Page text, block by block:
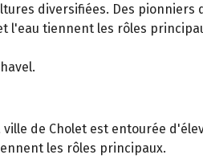
diversifiées. Des
l'eau tiennent les rôles
de Cholet est entourée
les rôles principaux.